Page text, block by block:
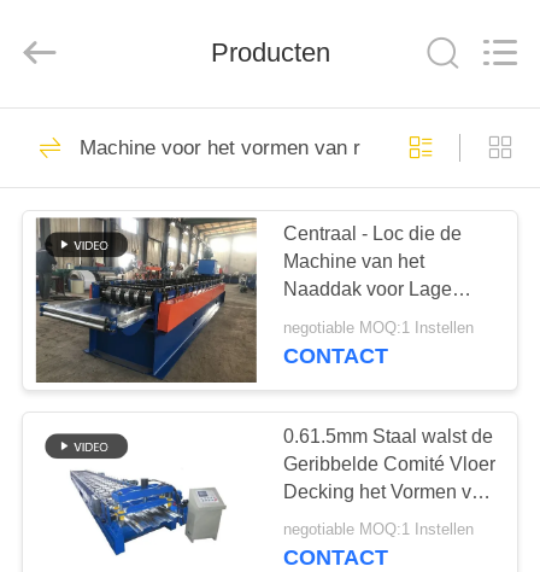
HUIS
PRODUCTEN
OVER
ONS
FABRIEKSTOCHT
KWALITEITSCONTROLE
SITEMAP
Trading
Dakbroodje die
Machine vormen
193
Het broodje die van
de daktegel
machine vormen
156
Producten
Machine voor het vormen van rolletjes op de vloer
Centraal - Loc die de
Machine van het
Naaddak voor Lage
Helling Gemakkelijk te
installeren bevinden
negotiable MOQ:1 Instellen
CONTACT
0.61.5mm Staal walst de
Geribbelde Comité Vloer
Decking het Vormen van
Machinemateriaal koud
negotiable MOQ:1 Instellen
CONTACT